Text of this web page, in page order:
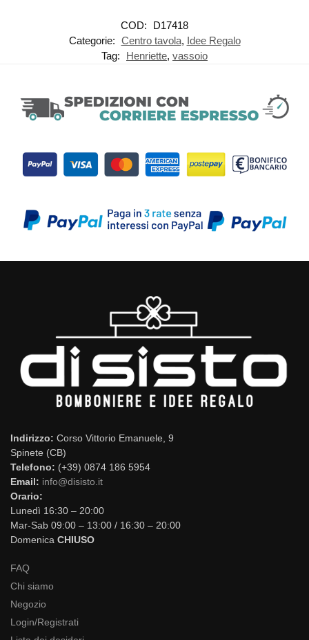
COD:
D17418
Categorie: Centro tavola, Idee Regalo
Tag:
Henriette, vassoio
Indirizzo: Corso Vittorio Emanuele, 9
Spinete (CB)
Telefono: (+39) 0874 186 5954
Email: info@disisto.it
Orario:
Lunedì 16:30 – 20:00
Mar-Sab 09:00 – 13:00 / 16:30 – 20:00
Domenica CHIUSO
FAQ
Chi siamo
Negozio
Login/Registrati